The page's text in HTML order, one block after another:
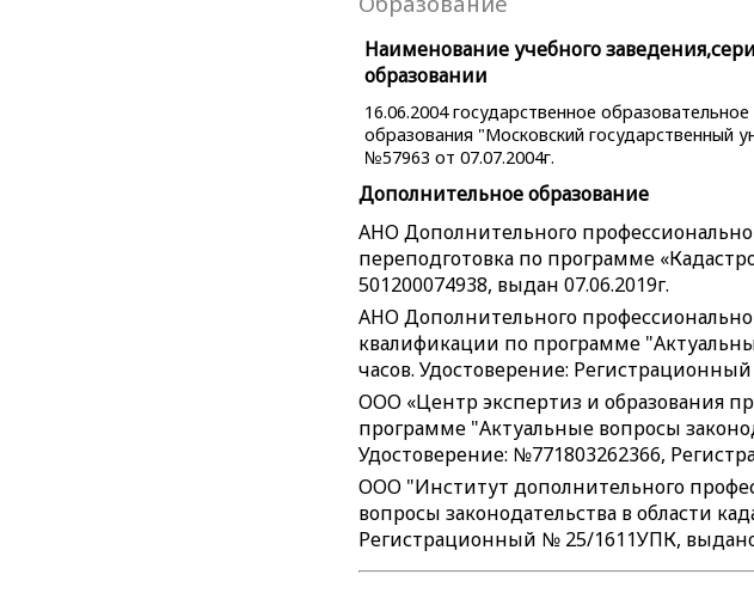
Наименование учебного
образовании
16.06.2004 государственное
образования "Московский государственный
№57963 от 07.07.2004г.
Дополнительное образование
АНО Дополнительного
переподготовка по программе
501200074938, выдан 07.06.2019г.
АНО Дополнительного
квалификации по программе
часов. Удостоверение:
ООО «Центр экспертиз и образования
программе "Актуальные вопросы
Удостоверение: №771803262366,
ООО "Институт дополнительного
вопросы законодательства в области
Регистрационный № 25/1611УПК, выдано